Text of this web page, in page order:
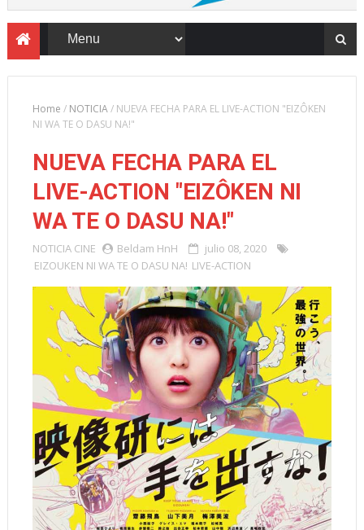
Home / NOTICIA/ NUEVA FECHA PARA EL LIVE-ACTION "EIZÔKEN
NI WA TE O DASU NA!"
NUEVA FECHA PARA EL
LIVE-ACTION "EIZÔKEN NI
WA TE O DASU NA!"
NOTICIA CINE Beldam HnH
julio 08, 2020
EIZOUKEN NI WA TE O DASU NA! LIVE-ACTION